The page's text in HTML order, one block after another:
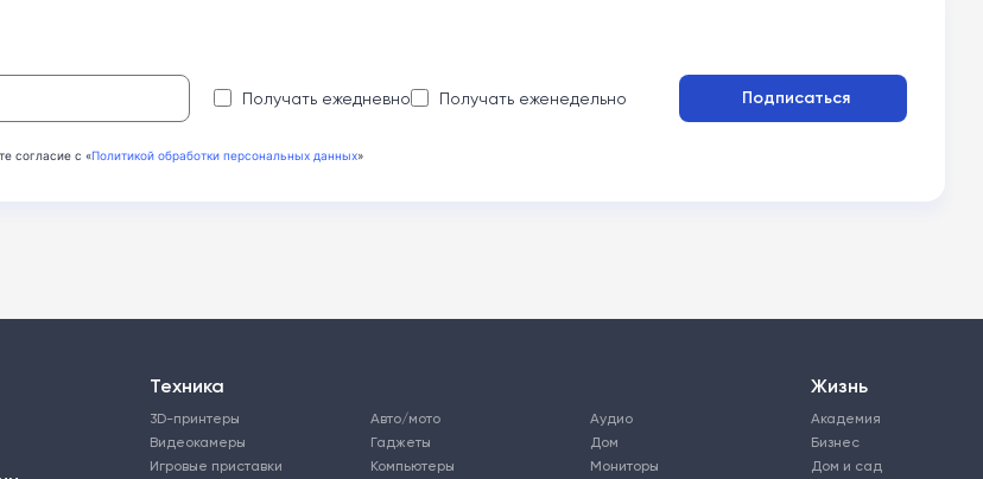
Получать ежедневно Получать еженедельно Подписаться
согласие с «Политикой обработки персональных данных»
Техника
3D-принтеры Авто/мото
Аудио
Видеокамеры
Гаджеты
Дом
Игровые приставки
Компьютеры Мониторы
Жизнь
Академия
Бизнес
Дом и сад